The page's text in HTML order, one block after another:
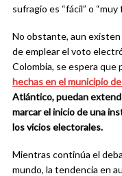
sufragio es “fácil” o
No obstante, aun
de emplear el voto
Colombia, se espera que
hechas en el municipio
Atlántico, puedan
marcar el inicio de una
los vicios electorales.
Mientras continúa el
mundo, la tendencia en